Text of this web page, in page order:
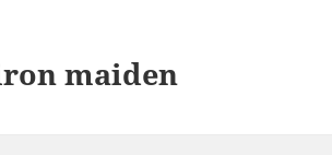
maiden